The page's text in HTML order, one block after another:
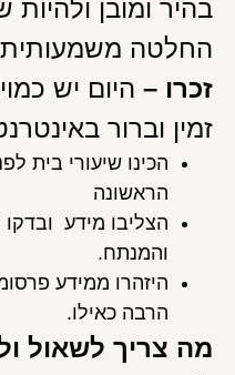
בהיר ומובן
החלטה
זכרו – היום יש
זמין וברור
הכינו שיעורי בית
הראשונה
הצליבו מידע
והמנתח.
היזהרו ממידע
הרבה כאילו.
מה צריך לשאול